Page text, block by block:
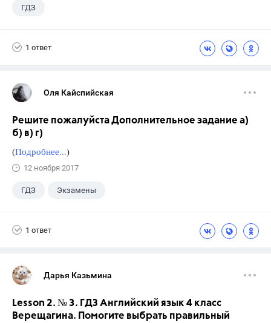
ГДЗ
1 ответ
Оля Кайспийская
Решите пожалуйста Дополнительное задание а)
б) в) г)
(Подробнее...)
12 ноября 2017
ГДЗ Экзамены
1 ответ
Дарья Казьмина
Lesson 2. № 3. ГДЗ Английский язык 4 класс
Верещагина. Помогите выбрать правильный